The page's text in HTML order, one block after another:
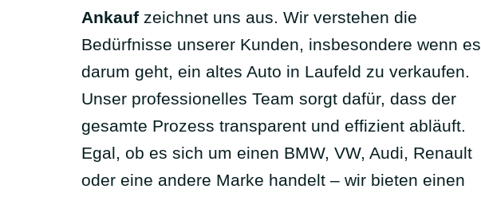
Ankauf zeichnet uns aus. Wir verstehen die
Bedürfnisse unserer Kunden, insbesondere wenn es
darum geht, ein altes Auto in Laufeld zu verkaufen.
Unser professionelles Team sorgt dafür, dass der
gesamte Prozess transparent und effizient abläuft.
Egal, ob es sich um einen BMW, VW, Audi, Renault
oder eine andere Marke handelt – wir bieten einen